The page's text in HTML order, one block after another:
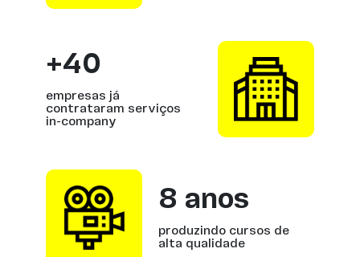
+40
empresas já
contrataram serviços
in-company
8 anos
produzindo cursos de
alta qualidade